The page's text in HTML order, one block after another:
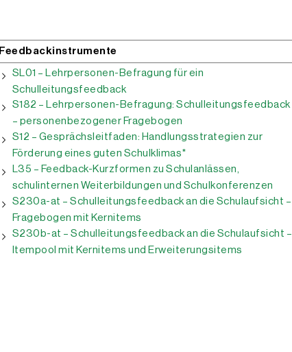
Feedbackinstrumente
SL01 – Lehrpersonen-Befragung für ein
Schulleitungsfeedback
S182 – Lehrpersonen-Befragung: Schulleitungsfeedback
– personenbezogener Fragebogen
S12 – Gesprächsleitfaden: Handlungsstrategien zur
Förderung eines guten Schulklimas*
L35 – Feedback-Kurzformen zu Schulanlässen,
schulinternen Weiterbildungen und Schulkonferenzen
S230a-at – Schulleitungsfeedback an die Schulaufsicht –
Fragebogen mit Kernitems
S230b-at – Schulleitungsfeedback an die Schulaufsicht –
Itempool mit Kernitems und Erweiterungsitems